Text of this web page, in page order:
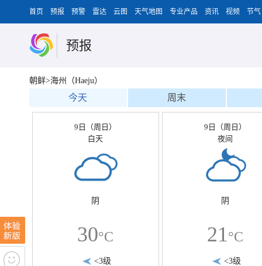
首页 预报 预警 雷达 云图 天气地图 专业产品 资讯 视频 节气
预报
朝鲜>海州（Haeju）
今天 周末
9日（周日）
白天
阴
30°C
<3级
9日（周日）
夜间
阴
21°C
<3级